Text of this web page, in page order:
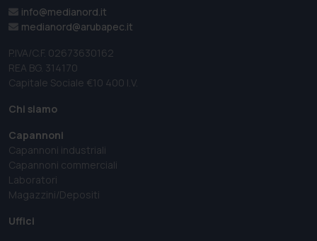
info@medianord.it
medianord@arubapec.it
P.IVA/C.F. 02673630162
REA BG. 314170
Capitale Sociale €10 400 I.V.
Chi siamo
Capannoni
Capannoni industriali
Capannoni commerciali
Laboratori
Magazzini/Depositi
Uffici